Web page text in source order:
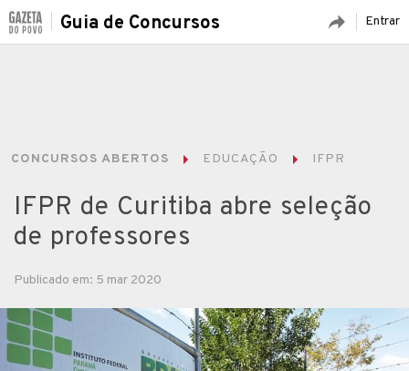
Entrar
Guia de Concursos
CONCURSOS ABERTOS EDUCAÇÃO IFPR
IFPR de Curitiba abre seleção
de professores
Publicado em: 5 mar 2020